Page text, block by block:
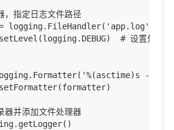
，指定日志文件路径
# 日
# 设置处理器
-
器并添加文件处理器